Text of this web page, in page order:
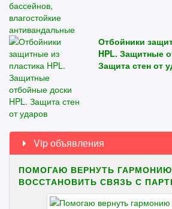
Отбойники
HPL. Защитные
Защита стен от
Vip объявления
ПОМОГАЮ ВЕРНУТЬ
ВОССТАНОВИТЬ СВЯЗЬ С